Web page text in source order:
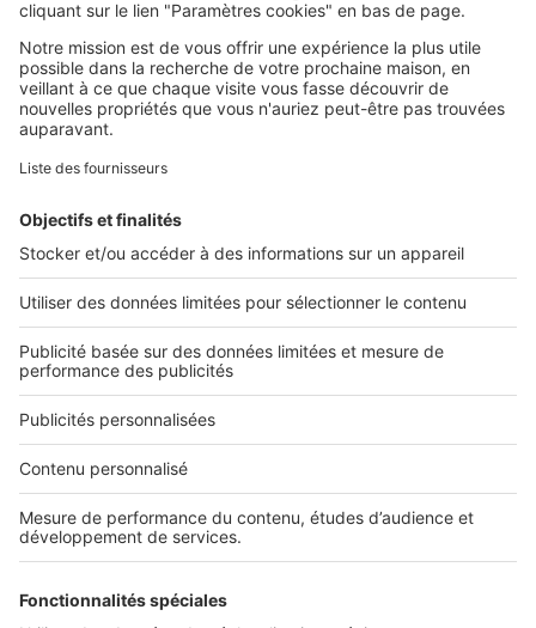
Retrouvez-nous sur ...
L'ENTREPRISE
Qui sommes-nous ?
Nous contacter
Nous recrutons
NOS APPLICATIONS
Découvrez nos applications
Tous nos services pro